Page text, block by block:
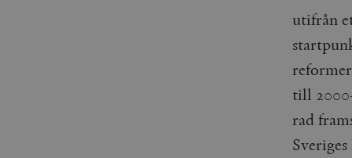
utifrån
till
rad